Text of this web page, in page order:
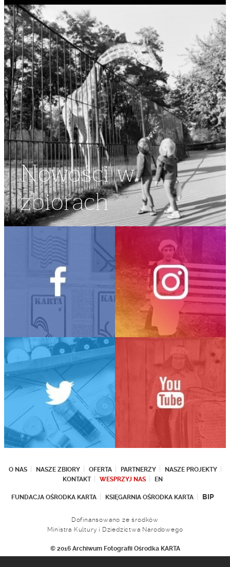
Nowości w
zbiorach
O NAS NASZE ZBIORY OFERTA PARTNERZY
NASZE PROJEKTY
KONTAKT
WESPRZYJ NAS EN
FUNDACJA OŚRODKA KARTA KSIĘGARNIA OŚRODKA KARTA BIP
Dofinansowano ze środków
Ministra Kultury i Dziedzictwa Narodowego
© 2016 Archiwum Fotografii Ośrodka KARTA